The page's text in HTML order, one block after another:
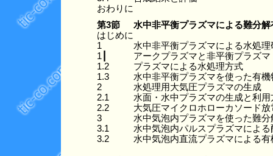
おわりに
第3節
水中非平衡プラズマによる難分
はじめに
1
水中非平衡プラズマによる水処理
1┃
アークプラズマと非平衡プラズマ
1.2
プラズマによる水処理方式
1.3
水中非平衡プラズマを使った有機
2
水処理用大気圧プラズマの生成
2.1
水面・水中プラズマの生成と利用
2.2
大気圧マイクロホローカソード
3
水中気泡内プラズマを使った難
3.1
水中気泡内パルスプラズマによる
3.2
水中気泡内直流プラズマによる